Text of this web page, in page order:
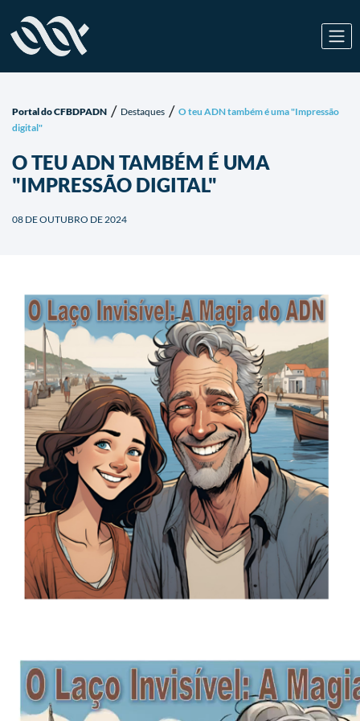
Portal do CFBDPADN / Destaques / O teu ADN também é uma "Impressão
digital"
O TEU ADN TAMBÉM É UMA
"IMPRESSÃO DIGITAL"
08 DE OUTUBRO DE 2024